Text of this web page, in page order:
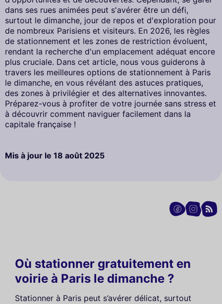
dans ses rues animées peut s'avérer être un défi,
surtout le dimanche, jour de repos et d'exploration pour
de nombreux Parisiens et visiteurs. En 2026, les règles
de stationnement et les zones de restriction évoluent,
rendant la recherche d'un emplacement adéquat encore
plus cruciale. Dans cet article, nous vous guiderons à
travers les meilleures options de stationnement à Paris
le dimanche, en vous révélant des astuces pratiques,
des zones à privilégier et des alternatives innovantes.
Préparez-vous à profiter de votre journée sans stress et
à découvrir comment naviguer facilement dans la
capitale française !
Mis à jour le 18 août 2025
Où stationner gratuitement en
voirie à Paris le dimanche ?
Stationner à Paris peut s’avérer délicat, surtout